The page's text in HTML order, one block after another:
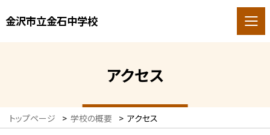
金沢市立金石中学校
アクセス
トップページ > 学校の概要 > アクセス